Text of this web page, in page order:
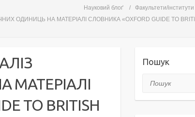
Науковий блоґ Факультети/інститути
ОДИНИЦЬ НА МАТЕРІАЛІ СЛОВНИКА «OXFORD GUIDE TO
TO BRITISH
Пошук
Пошук